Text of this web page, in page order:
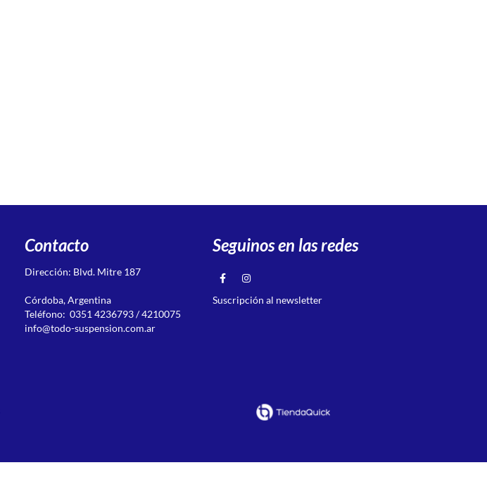
Contacto
Dirección: Blvd. Mitre 187
Córdoba, Argentina
Teléfono: 0351 4236793 / 4210075
info@todo-suspension.com.ar
Seguinos en las redes
Suscripción al newsletter